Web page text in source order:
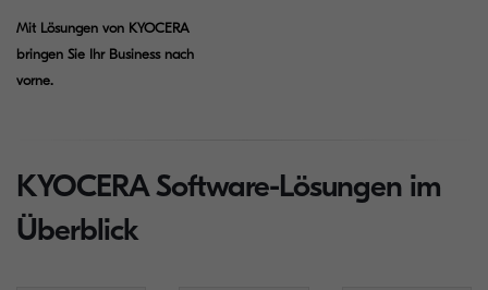
Mit Lösungen von KYOCERA
bringen Sie Ihr Business nach
vorne.
KYOCERA Software-Lösungen im
Überblick